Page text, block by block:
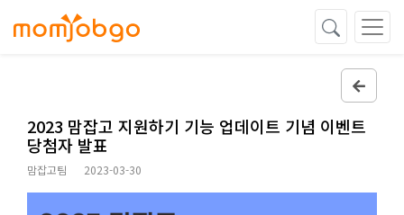
2023 맘잡고 지원하기 기능 업데이트 기념 이벤트
당첨자 발표
맘잡고팀 2023-03-30